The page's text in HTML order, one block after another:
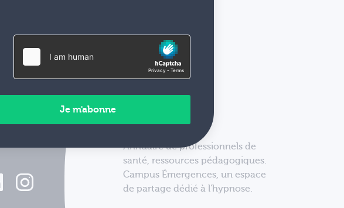
Annuaire de professionnels de
santé, ressources pédagogiques.
Campus Émergences, un espace
de partage dédié à l'hypnose.